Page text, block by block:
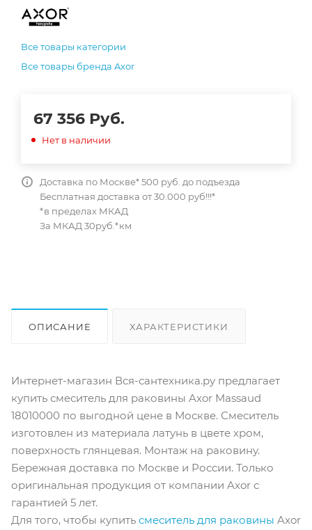
Все товары категории
Все товары бренда Axor
67 356 Руб.
Нет в наличии
Доставка по Москве* 500 руб. до подъезда
Бесплатная доставка от 30.000 руб!!!*
*в пределах МКАД
За МКАД 30руб.*км
ОПИСАНИЕ ХАРАКТЕРИСТИКИ
Интернет-магазин Вся-сантехника.ру предлагает
купить смеситель для раковины Axor Massaud
18010000 по выгодной цене в Москве. Смеситель
изготовлен из материала латунь в цвете хром,
поверхность глянцевая. Монтаж на раковину.
Бережная доставка по Москве и России. Только
оригинальная продукция от компании Axor с
гарантией 5 лет.
Для того, чтобы купить смеситель для раковины Axor